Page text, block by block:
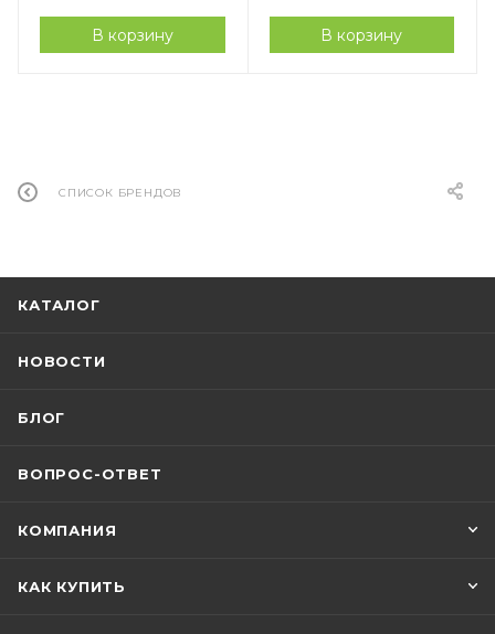
В корзину В корзину
СПИСОК БРЕНДОВ
КАТАЛОГ
НОВОСТИ
БЛОГ
ВОПРОС-ОТВЕТ
КОМПАНИЯ
КАК КУПИТЬ